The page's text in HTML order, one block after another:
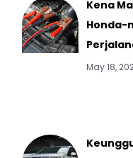
Kena
Honda-
May 18,